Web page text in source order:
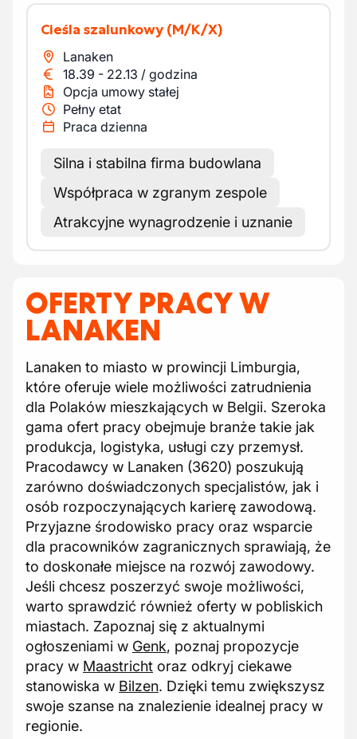
Cieśla szalunkowy (M/K/X)
Lanaken
18.39 - 22.13 / godzina
Opcja umowy stałej
Pełny etat
Praca dzienna
Silna i stabilna firma budowlana
Współpraca w zgranym zespole
Atrakcyjne wynagrodzenie i uznanie
OFERTY PRACY W
LANAKEN
Lanaken to miasto w prowincji Limburgia,
które oferuje wiele możliwości zatrudnienia
dla Polaków mieszkających w Belgii. Szeroka
gama ofert pracy obejmuje branże takie jak
produkcja, logistyka, usługi czy przemysł.
Pracodawcy w Lanaken (3620) poszukują
zarówno doświadczonych specjalistów, jak i
osób rozpoczynających karierę zawodową.
Przyjazne środowisko pracy oraz wsparcie
dla pracowników zagranicznych sprawiają, że
to doskonałe miejsce na rozwój zawodowy.
Jeśli chcesz poszerzyć swoje możliwości,
warto sprawdzić również oferty w pobliskich
miastach. Zapoznaj się z aktualnymi
ogłoszeniami w Genk, poznaj propozycje
pracy w Maastricht oraz odkryj ciekawe
stanowiska w Bilzen. Dzięki temu zwiększysz
swoje szanse na znalezienie idealnej pracy w
regionie.